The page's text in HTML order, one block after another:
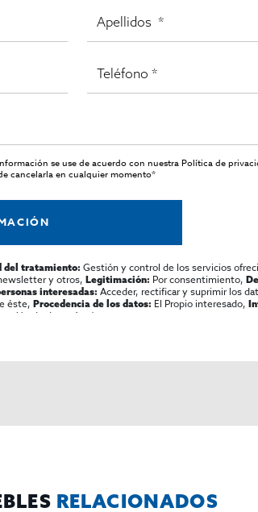
se use de acuerdo con nuestraPolítica de
cancelarla en cualquier momento*
del tratamiento: Gestión y control de los servicios
y otros, Legitimación: Por consentimiento,
interesadas: Acceder, rectificar y suprimir los
éste, Procedencia de los datos: El Propio interesado,
de datos Aquí.
RELACIONADOS